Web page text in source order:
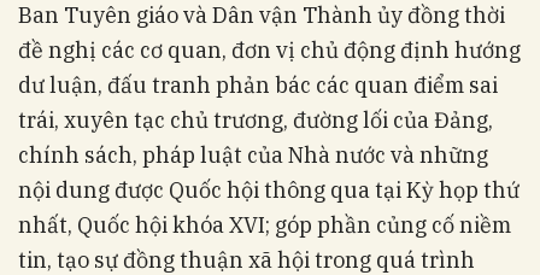
Ban Tuyên giáo và Dân vận Thành ủy đồng thời
đề nghị các cơ quan, đơn vị chủ động định hướng
dư luận, đấu tranh phản bác các quan điểm sai
trái, xuyên tạc chủ trương, đường lối của Đảng,
chính sách, pháp luật của Nhà nước và những
nội dung được Quốc hội thông qua tại Kỳ họp thứ
nhất, Quốc hội khóa XVI; góp phần củng cố niềm
tin, tạo sự đồng thuận xã hội trong quá trình